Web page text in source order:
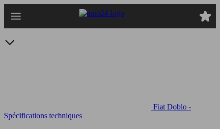
au
Fiat Doblo -
Spécifications techniques